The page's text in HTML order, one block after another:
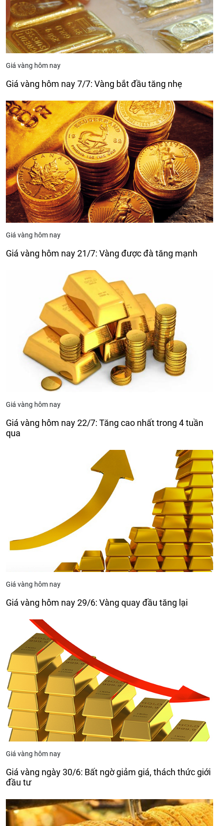
Giá vàng hôm nay
Giá vàng hôm nay 7/7: Vàng bắt đầu tăng nhẹ
Giá vàng hôm nay
Giá vàng hôm nay 21/7: Vàng được đà tăng mạnh
Giá vàng hôm nay
Giá vàng hôm nay 22/7: Tăng cao nhất trong 4 tuần
qua
Giá vàng hôm nay
Giá vàng hôm nay 29/6: Vàng quay đầu tăng lại
Giá vàng hôm nay
Giá vàng ngày 30/6: Bất ngờ giảm giá, thách thức giới
đầu tư